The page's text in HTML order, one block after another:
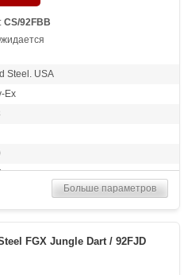
CS/92FBB
Steel. USA
Ex
Больше параметров
FGX Jungle Dart / 92FJD